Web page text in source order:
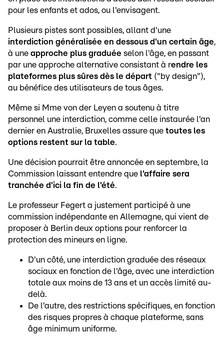
pour les enfants et ados, ou l'envisagent.
Plusieurs pistes sont possibles, allant d'une
interdiction généralisée en dessous d'un certain âge,
à une approche plus graduée selon l'âge, en passant
par une approche alternative consistant à rendre les
plateformes plus sûres dès le départ ("by design"),
au bénéfice des utilisateurs de tous âges.
Même si Mme von der Leyen a soutenu à titre
personnel une interdiction, comme celle instaurée l'an
dernier en Australie, Bruxelles assure que toutes les
options restent sur la table.
Une décision pourrait être annoncée en septembre, la
Commission laissant entendre que l'affaire sera
tranchée d'ici la fin de l'été.
Le professeur Fegert a justement participé à une
commission indépendante en Allemagne, qui vient de
proposer à Berlin deux options pour renforcer la
protection des mineurs en ligne.
D'un côté, une interdiction graduée des réseaux
sociaux en fonction de l'âge, avec une interdiction
totale aux moins de 13 ans et un accès limité au-
delà.
De l'autre, des restrictions spécifiques, en fonction
des risques propres à chaque plateforme, sans
âge minimum uniforme.